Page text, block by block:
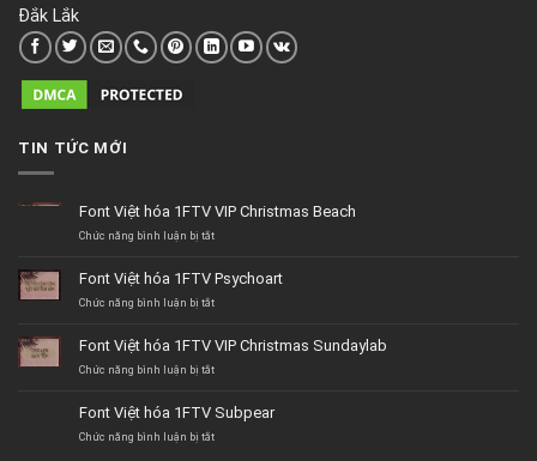
Đắk Lắk
TIN TỨC MỚI
Font Việt hóa 1FTV VIP Christmas Beach
Chức năng bình luận bị tắtở
hóa
1FTV
Beach
Font Việt hóa 1FTV Psychoart
Chức năng bình luận bị tắtở
hóa
1FTV
Font Việt hóa 1FTV VIP Christmas Sundaylab
Chức năng bình luận bị tắtở
hóa
1FTV
Font Việt hóa 1FTV Subpear
Chức năng bình luận bị tắtở